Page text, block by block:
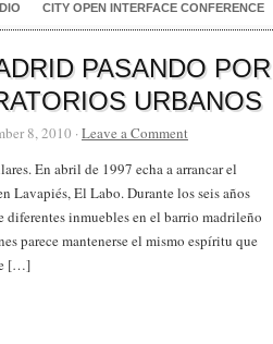
CITY OPEN INTERFACE CONFERENCE
PASANDO POR
URBANOS
8, 2010 · Leave a Comment
En abril de 1997 echa a arrancar el
Lavapiés, El Labo. Durante los seis años
diferentes inmuebles en el barrio madrileño
parece mantenerse el mismo espíritu que
[…]